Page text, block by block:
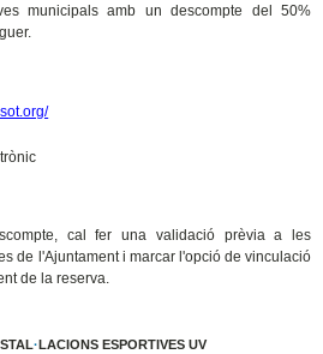
municipals amb un descompte del 50%
cal fer una validació prèvia a les
de l'Ajuntament i marcar l'opció de vinculació
de la reserva.
· LACIONS ESPORTIVES UV